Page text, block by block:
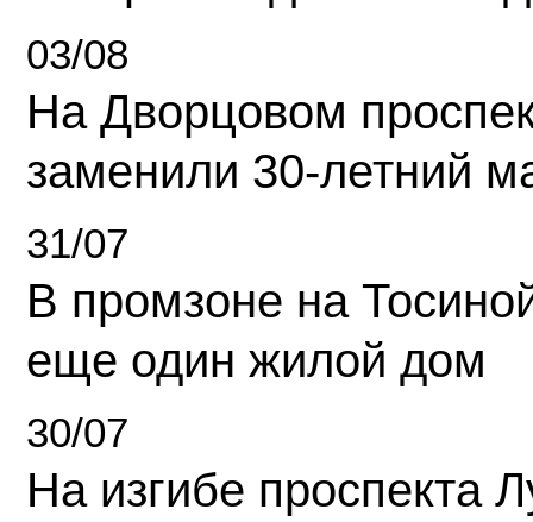
03/08
На Дворцовом
заменили 30-летний
31/07
В промзоне на
еще один жилой дом
30/07
На изгибе проспекта